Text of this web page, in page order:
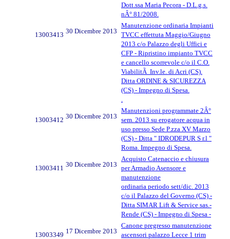
Dott.ssa Maria Pecora - D.L.g.s.
nÂ° 81/2008.
13003413 30 Dicembre 2013
Manutenzione ordinaria Impianti
TVCC effettuta Maggio/Giugno
2013 c/o Palazzo degli Uffici e
CFP - Ripristino impianto TVCC
e cancello scorrevole c/o il C.O.
ViabilitÃ Inv.le. di Acri (CS).
Ditta ORDINE & SICUREZZA
(CS) - Impegno di Spesa.
13003412 30 Dicembre 2013
Manutenzioni programmate 2Â°
sem. 2013 su erogatore acqua in
uso presso Sede P.zza XV Marzo
(CS) - Ditta " IDRODEPUR S r.l "
Roma. Impegno di Spesa.
13003411 30 Dicembre 2013
Acquisto Catenaccio e chiusura
per Armadio Asensore e
manutenzione
ordinaria periodo sett/dic. 2013
c/o il Palazzo del Governo (CS) -
Ditta SIMAR Lift & Service sas.-
Rende (CS) - Impegno di Spesa -
13003349 17 Dicembre 2013
Canone pregresso manutenzione
ascensori palazzo Lecce 1 trim